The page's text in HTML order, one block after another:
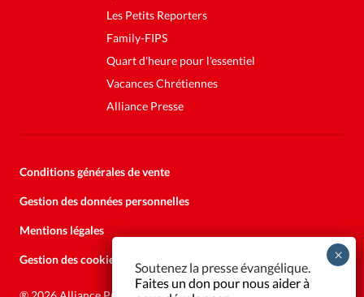
Les Petits Reporters
Family-FIPS
Quart d'heure pour l'essentiel
Vacances Chrétiennes
Alliance Presse
Conditions générales de vente
Gestion des données personnelles
Mentions légales
Gestion des cookies
Soutenez la presse évangélique.
Faites un don pour nous aider à